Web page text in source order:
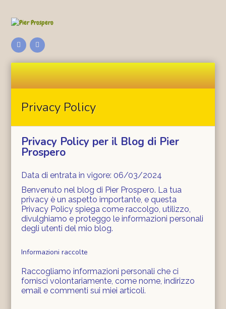
FacebookYoutube
Privacy Policy
Privacy Policy per il Blog di Pier
Prospero
Data di entrata in vigore: 06/03/2024
Benvenuto nel blog di Pier Prospero. La tua
privacy è un aspetto importante, e questa
Privacy Policy spiega come raccolgo, utilizzo,
divulghiamo e proteggo le informazioni personali
degli utenti del mio blog.
Informazioni raccolte
Raccogliamo informazioni personali che ci
fornisci volontariamente, come nome, indirizzo
email e commenti sui miei articoli.